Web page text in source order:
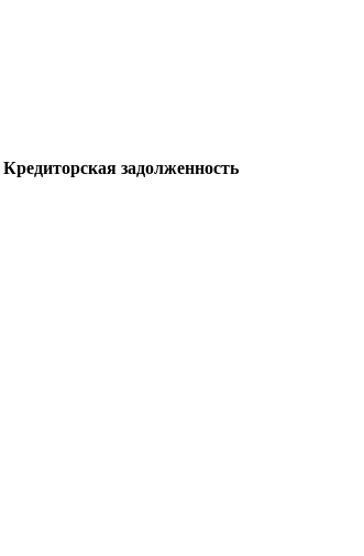
Кредиторская задолженность